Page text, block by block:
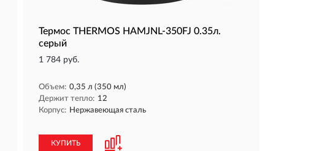
Термос THERMOS HAMJNL-350FJ 0.35л.
серый
1 784 руб.
Объем: 0,35 л (350 мл)
Держит тепло: 12
Корпус: Нержавеющая сталь
КУПИТЬ